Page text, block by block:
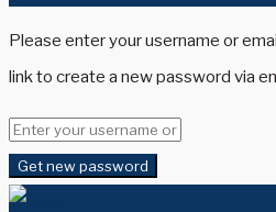
Please enter your username or
link to create a new password via
Get new password